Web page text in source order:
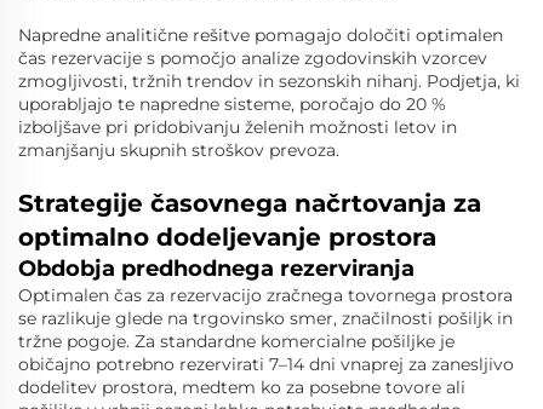
Napredne analitične rešitve pomagajo določiti optimalen
čas rezervacije s pomočjo analize zgodovinskih vzorcev
zmogljivosti, tržnih trendov in sezonskih nihanj. Podjetja, ki
uporabljajo te napredne sisteme, poročajo do 20 %
izboljšave pri pridobivanju želenih možnosti letov in
zmanjšanju skupnih stroškov prevoza.
Strategije časovnega načrtovanja za
optimalno dodeljevanje prostora
Obdobja predhodnega rezerviranja
Optimalen čas za rezervacijo zračnega tovornega prostora
se razlikuje glede na trgovinsko smer, značilnosti pošiljk in
tržne pogoje. Za standardne komercialne pošiljke je
običajno potrebno rezervirati 7–14 dni vnaprej za zanesljivo
dodelitev prostora, medtem ko za posebne tovore ali